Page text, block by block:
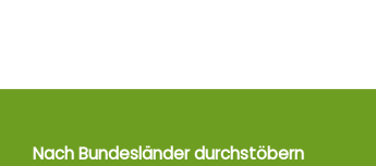
Nach Bundesländer durchstöbern